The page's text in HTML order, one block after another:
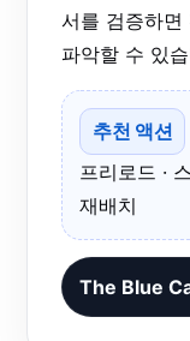
서를 검증하면
파악할 수 있
추천 액션
프리로드 ·
재배치
The Blue